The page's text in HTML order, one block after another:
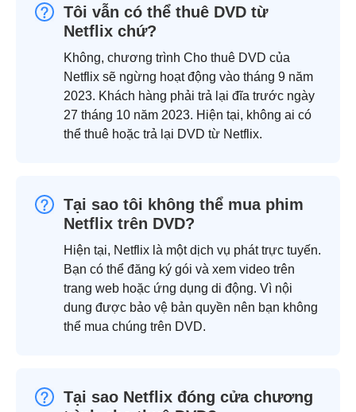
Tôi vẫn có thể thuê DVD từ
Netflix chứ?
Không, chương trình Cho thuê DVD của
Netflix sẽ ngừng hoạt động vào tháng 9 năm
2023. Khách hàng phải trả lại đĩa trước ngày
27 tháng 10 năm 2023. Hiện tại, không ai có
thể thuê hoặc trả lại DVD từ Netflix.
Tại sao tôi không thể mua phim
Netflix trên DVD?
Hiện tại, Netflix là một dịch vụ phát trực tuyến.
Bạn có thể đăng ký gói và xem video trên
trang web hoặc ứng dụng di động. Vì nội
dung được bảo vệ bản quyền nên bạn không
thể mua chúng trên DVD.
Tại sao Netflix đóng cửa chương